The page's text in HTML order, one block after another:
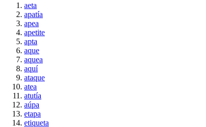
aeta
apatía
apea
apetite
apta
aque
aquea
aquí
ataque
atea
atutía
aúpa
etapa
etiqueta